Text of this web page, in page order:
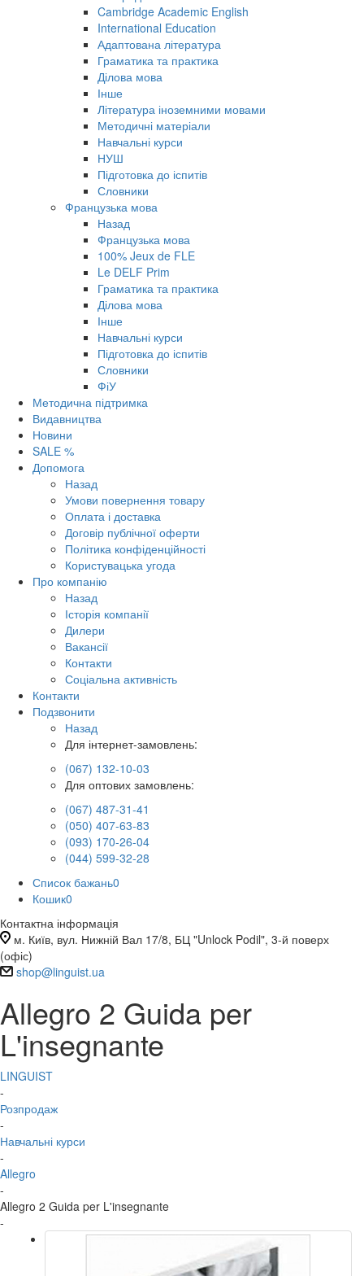
Cambridge Academic English
International Education
Адаптована література
Граматика та практика
Ділова мова
Інше
Література іноземними мовами
Методичні матеріали
Навчальні курси
НУШ
Підготовка до іспитів
Словники
Французька мова
Назад
Французька мова
100% Jeux de FLE
Le DELF Prim
Граматика та практика
Ділова мова
Інше
Навчальні курси
Підготовка до іспитів
Словники
ФіУ
Методична підтримка
Видавництва
Новини
SALE %
Допомога
Назад
Умови повернення товару
Оплата і доставка
Договір публічної оферти
Політика конфіденційності
Користувацька угода
Про компанію
Назад
Історія компанії
Дилери
Вакансії
Контакти
Соціальна активність
Контакти
Подзвонити
Назад
Для інтернет-замовлень:
(067) 132-10-03
Для оптових замовлень:
(067) 487-31-41
(050) 407-63-83
(093) 170-26-04
(044) 599-32-28
Список бажань0
Кошик0
Контактна інформація
м. Київ, вул. Нижній Вал 17/8, БЦ "Unlock Podil", 3-й поверх
(офіс)
shop@linguist.ua
Allegro 2 Guida per
L'insegnante
LINGUIST
-
Розпродаж
-
Навчальні курси
-
Allegro
-
Allegro 2 Guida per L'insegnante
-